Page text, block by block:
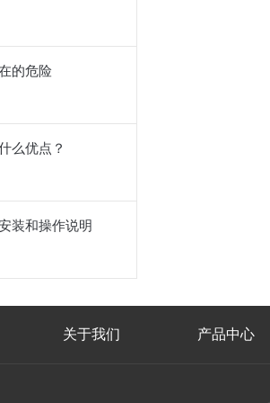
的危险
么优点？
装和操作说明
关于我们 产品中心